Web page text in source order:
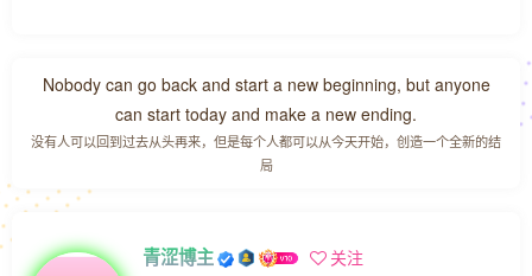
Nobody can go back and start a new beginning, but anyone
can start today and make a new ending.
没有人可以回到过去从头再来，但是每个人都可以从今天开始，创造一个全新的结
局
青涩博主 关注